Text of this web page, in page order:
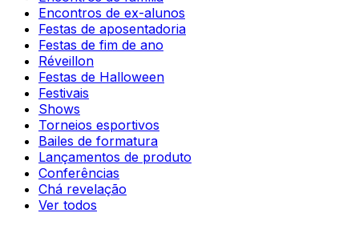
Encontros de ex-alunos
Festas de aposentadoria
Festas de fim de ano
Réveillon
Festas de Halloween
Festivais
Shows
Torneios esportivos
Bailes de formatura
Lançamentos de produto
Conferências
Chá revelação
Ver todos